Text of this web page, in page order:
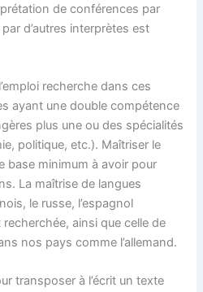
de conférences par
d’autres interprètes est
recherche dans ces
ayant une double compétence
plus une ou des spécialités
politique, etc.). Maîtriser le
base minimum à avoir pour
La maîtrise de langues
le russe, l’espagnol
recherchée, ainsi que celle de
nos pays comme l’allemand.
transposer à l’écrit un texte